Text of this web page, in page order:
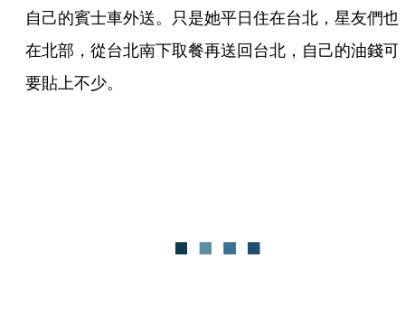
自己的賓士車外送。只是她平日住在台北，星友們也
在北部，從台北南下取餐再送回台北，自己的油錢可
要貼上不少。